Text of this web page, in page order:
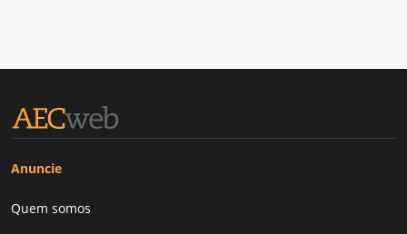
Anuncie
Quem somos